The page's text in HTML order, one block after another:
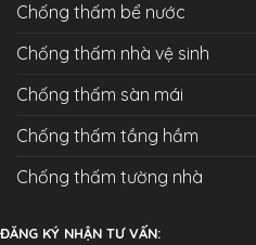
Chống thấm bể nước
Chống thấm nhà vệ sinh
Chống thấm sàn mái
Chống thấm tầng hầm
Chống thấm tường nhà
ĐĂNG KÝ NHẬN TƯ VẤN: